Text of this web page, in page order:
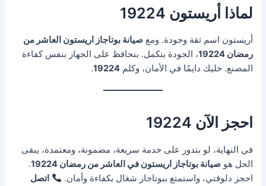
لماذا أريستون 19224
أريستون اسم ثقة وجودة. ومعصيانة بوتاجاز اريستون العاشر من
رمضان 19224
، الجودة بتكمل. بنحافظ على الجهاز بنفس كفاءة
المصنع. خليك دايمًا في الأمان، وكلم19224
.
احجز الآن 19224
في النهاية، لو بتدور على خدمة سريعة، مضمونة، ومعتمدة، يبقى
الحل هوصيانة بوتاجاز اريستون في العاشر من رمضان 19224
.
احجز دلوقتي، واستمتع ببوتاجاز شغال بكفاءة وأمان.
اتصل